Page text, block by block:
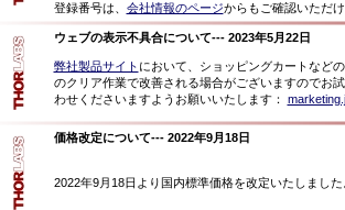
登録番号は、 会社情報のページからもご確認いただ
ウェブの表示不具合について--- 2023年5月22日
弊社製品サイト において、ショッピングカートなど
のクリア作業で改善される場合がございますのでお
わせくださいますようお願いいたします：
価格改定について--- 2022年9月18日
2022年9月18日より国内標準価格を改定いたしまし